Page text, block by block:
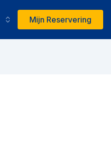
Mijn Reservering